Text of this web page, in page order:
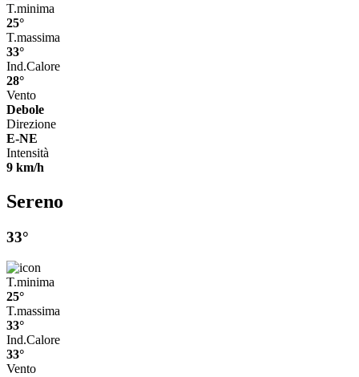
T.minima
25°
T.massima
33°
Ind.Calore
28°
Vento
Debole
Direzione
E-NE
Intensità
9 km/h
Sereno
33°
T.minima
25°
T.massima
33°
Ind.Calore
33°
Vento